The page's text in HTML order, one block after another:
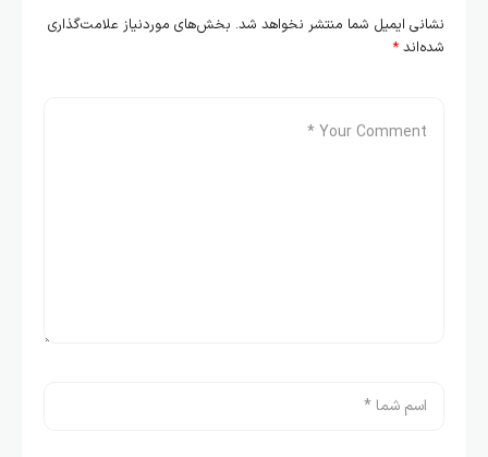
نشانی ایمیل شما منتشر نخواهد شد. بخش‌های موردنیاز علامت‌گذاری
شده‌اند *